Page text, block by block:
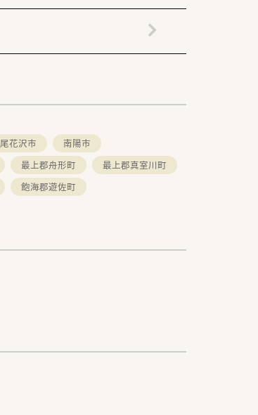
尾花沢市
南陽市
最上郡舟形町
最上郡真室川町
飽海郡遊佐町